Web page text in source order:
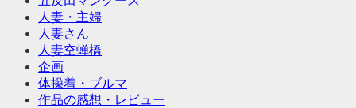
人妻・主婦
人妻さん
人妻空蝉橋
企画
体操着・ブルマ
作品の感想・レビュー